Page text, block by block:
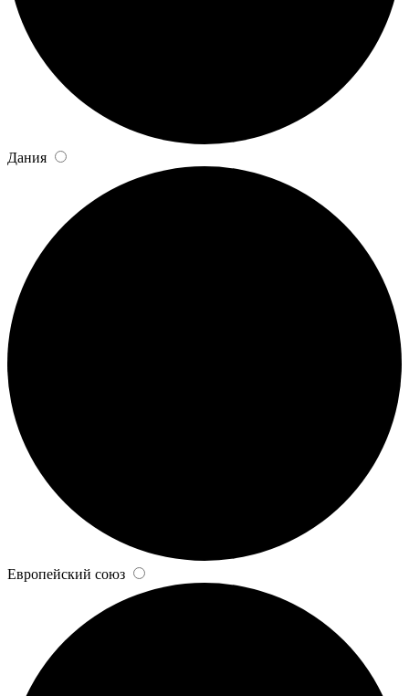
Дания
Европейский союз